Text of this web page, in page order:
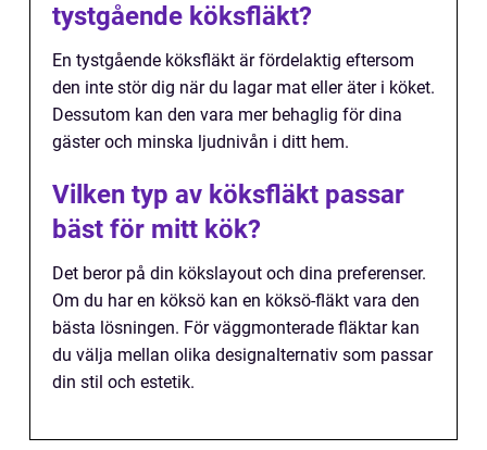
tystgående köksfläkt?
En tystgående köksfläkt är fördelaktig eftersom
den inte stör dig när du lagar mat eller äter i köket.
Dessutom kan den vara mer behaglig för dina
gäster och minska ljudnivån i ditt hem.
Vilken typ av köksfläkt passar
bäst för mitt kök?
Det beror på din kökslayout och dina preferenser.
Om du har en köksö kan en köksö-fläkt vara den
bästa lösningen. För väggmonterade fläktar kan
du välja mellan olika designalternativ som passar
din stil och estetik.